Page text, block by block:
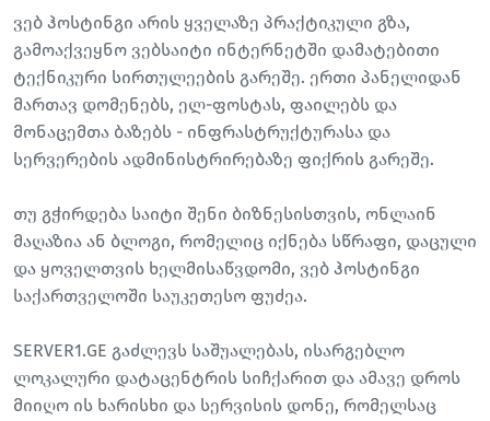
ვებ ჰოსტინგი არის ყველაზე პრაქტიკული გზა,
გამოაქვეყნო ვებსაიტი ინტერნეტში დამატებითი
ტექნიკური სირთულეების გარეშე. ერთი პანელიდან
მართავ დომენებს, ელ-ფოსტას, ფაილებს და
მონაცემთა ბაზებს - ინფრასტრუქტურასა და
სერვერების ადმინისტრირებაზე ფიქრის გარეშე.
თუ გჭირდება საიტი შენი ბიზნესისთვის, ონლაინ
მაღაზია ან ბლოგი, რომელიც იქნება სწრაფი, დაცული
და ყოველთვის ხელმისაწვდომი, ვებ ჰოსტინგი
საქართველოში საუკეთესო ფუძეა.
SERVER1.GE გაძლევს საშუალებას, ისარგებლო
ლოკალური დატაცენტრის სიჩქარით და ამავე დროს
მიიღო ის ხარისხი და სერვისის დონე, რომელსაც